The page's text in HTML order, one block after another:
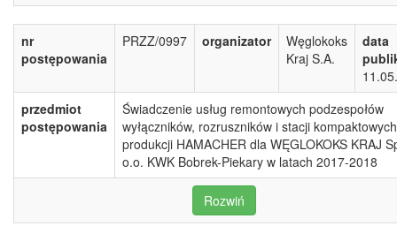
nr
postępowania
PRZZ/0997 organizator
Węglokoks
Kraj S.A.
data
przedmiot
postępowania
Świadczenie usług remontowych podzespołów
wyłączników, rozruszników i stacji kompaktowych
produkcji HAMACHER dla WĘGLOKOKS KRAJ
o.o. KWK Bobrek-Piekary w latach 2017-2018
Rozwiń